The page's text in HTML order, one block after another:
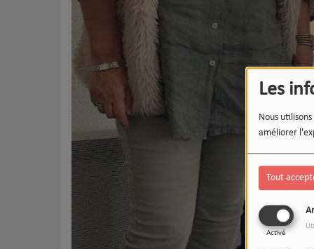
Les
Nous
améliorer
Tout
Activé